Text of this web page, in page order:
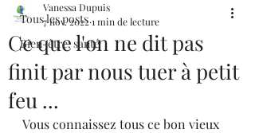
Tous les posts
Bien-être, santé
Ce que l'on ne dit pas
finit par nous tuer à petit
feu ...
Vanessa Dupuis
7 nov. 2022 1 min de lecture
Vous connaissez tous ce bon vieux